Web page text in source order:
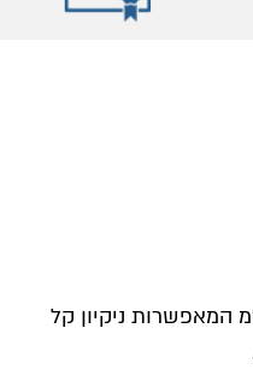
מתכת גבוהות ומעוצבות בגובה 12 ס״מ המאפשרות ניקיון קל